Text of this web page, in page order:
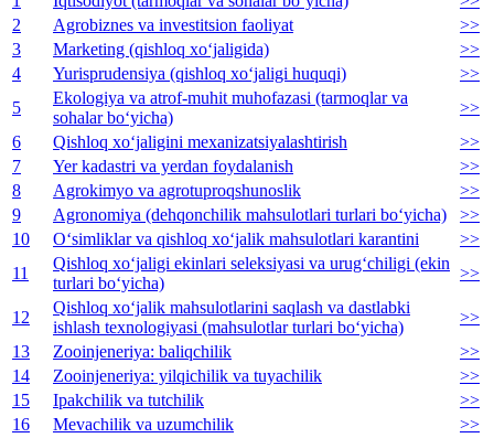
2
Agrobiznes va investitsion faoliyat
>>
3
Marketing (qishloq xo‘jaligida)
>>
4
Yurisprudensiya (qishloq xo‘jaligi huquqi)
>>
5
Ekologiya va atrof-muhit muhofazasi (tarmoqlar va
sohalar bo‘yicha)
>>
6
Qishloq xo‘jaligini mexanizatsiyalashtirish
>>
7
Yer kadastri va yerdan foydalanish
>>
8
Agrokimyo va agrotuproqshunoslik
>>
9
Agronomiya (dehqonchilik mahsulotlari turlari bo‘yicha)
>>
10
O‘simliklar va qishloq xo‘jalik mahsulotlari karantini
>>
11
Qishloq xo‘jaligi ekinlari seleksiyasi va urug‘chiligi (ekin
turlari bo‘yicha)
>>
12
Qishloq xo‘jalik mahsulotlarini saqlash va dastlabki
ishlash texnologiyasi (mahsulotlar turlari bo‘yicha)
>>
13
Zooinjeneriya: baliqchilik
>>
14
Zooinjeneriya: yilqichilik va tuyachilik
>>
15
Ipakchilik va tutchilik
>>
16
Mevachilik va uzumchilik
>>